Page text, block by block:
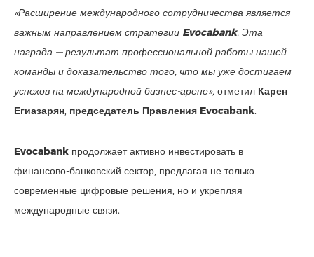
«Расширение международного сотрудничества является
важным направлением стратегии Evocabank. Эта
награда — результат профессиональной работы нашей
команды и доказательство того, что мы уже достигаем
успехов на международной бизнес-арене», отметил Карен
Егиазарян, председатель Правления Evocabank.
Evocabank продолжает активно инвестировать в
финансово-банковский сектор, предлагая не только
современные цифровые решения, но и укрепляя
международные связи.